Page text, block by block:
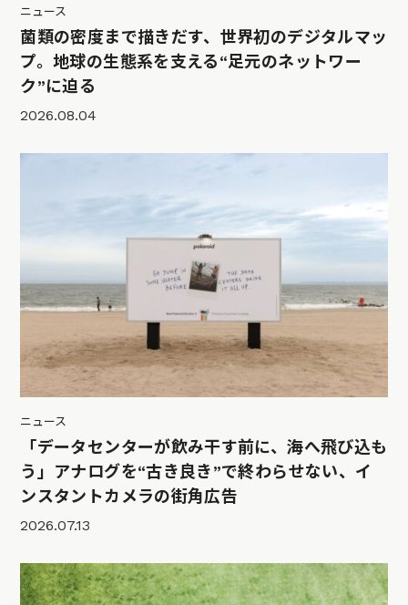
ニュース
菌類の密度まで描きだす、世界初のデジタルマッ
プ。地球の生態系を支える“足元のネットワー
ク”に迫る
2026.08.04
ニュース
「データセンターが飲み干す前に、海へ飛び込も
う」アナログを“古き良き”で終わらせない、イ
ンスタントカメラの街角広告
2026.07.13